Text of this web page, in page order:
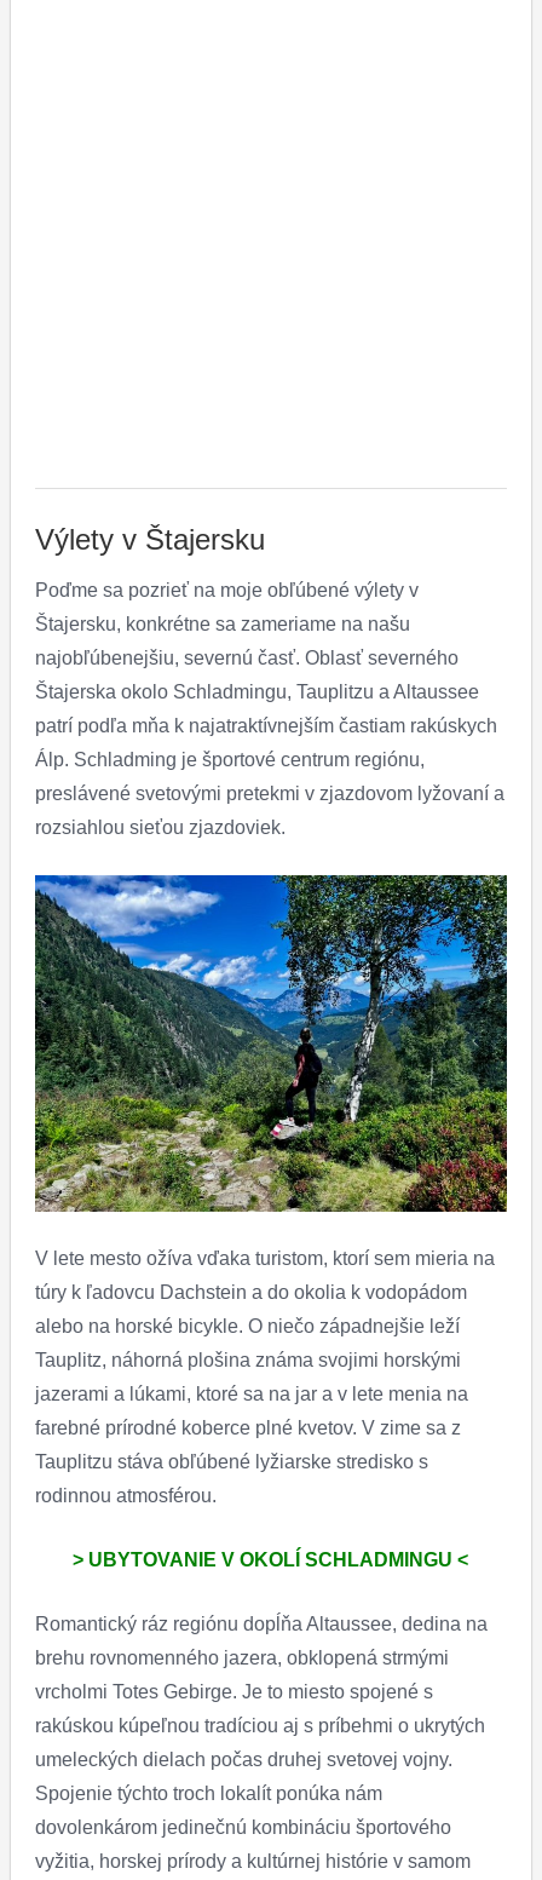
Výlety v Štajersku
Poďme sa pozrieť na moje obľúbené výlety v
Štajersku, konkrétne sa zameriame na našu
najobľúbenejšiu, severnú časť. Oblasť severného
Štajerska okolo Schladmingu, Tauplitzu a Altaussee
patrí podľa mňa k najatraktívnejším častiam rakúskych
Álp. Schladming je športové centrum regiónu,
preslávené svetovými pretekmi v zjazdovom lyžovaní a
rozsiahlou sieťou zjazdoviek.
V lete mesto ožíva vďaka turistom, ktorí sem mieria na
túry k ľadovcu Dachstein a do okolia k vodopádom
alebo na horské bicykle. O niečo západnejšie leží
Tauplitz, náhorná plošina známa svojimi horskými
jazerami a lúkami, ktoré sa na jar a v lete menia na
farebné prírodné koberce plné kvetov. V zime sa z
Tauplitzu stáva obľúbené lyžiarske stredisko s
rodinnou atmosférou.
> UBYTOVANIE V OKOLÍ SCHLADMINGU <
Romantický ráz regiónu dopĺňa Altaussee, dedina na
brehu rovnomenného jazera, obklopená strmými
vrcholmi Totes Gebirge. Je to miesto spojené s
rakúskou kúpeľnou tradíciou aj s príbehmi o ukrytých
umeleckých dielach počas druhej svetovej vojny.
Spojenie týchto troch lokalít ponúka nám
dovolenkárom jedinečnú kombináciu športového
vyžitia, horskej prírody a kultúrnej histórie v samom